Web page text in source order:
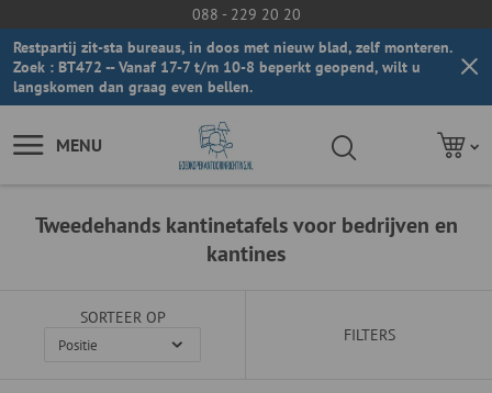
088 - 229 20 20
Restpartij zit-sta bureaus, in doos met nieuw blad, zelf monteren.
Zoek : BT472 -- Vanaf 17-7 t/m 10-8 beperkt geopend, wilt u
langskomen dan graag even bellen.
MENU
Tweedehands kantinetafels voor bedrijven en
kantines
SORTEER OP
FILTERS